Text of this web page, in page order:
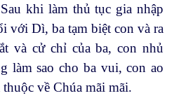
khi làm thủ tục gia nhập
với Dì, ba tạm biệt con và ra
và cử chỉ của ba, con nhủ
làm sao cho ba vui, con ao
về Chúa mãi mãi.